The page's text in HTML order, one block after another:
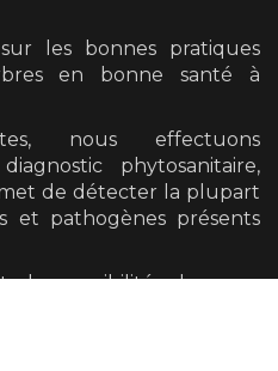
les bonnes pratiques
en bonne santé à
nous effectuons
phytosanitaire,
de détecter la plupart
et pathogènes présents
la possibilité de vous